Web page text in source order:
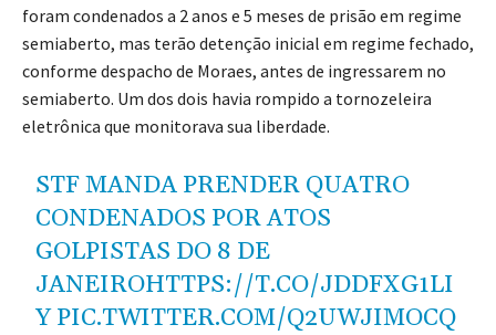
foram condenados a 2 anos e 5 meses de prisão em regime
semiaberto, mas terão detenção inicial em regime fechado,
conforme despacho de Moraes, antes de ingressarem no
semiaberto. Um dos dois havia rompido a tornozeleira
eletrônica que monitorava sua liberdade.
STF MANDA PRENDER QUATRO
CONDENADOS POR ATOS
GOLPISTAS DO 8 DE
JANEIROHTTPS://T.CO/JDDFXG1LI
Y PIC.TWITTER.COM/Q2UWJIMOCQ